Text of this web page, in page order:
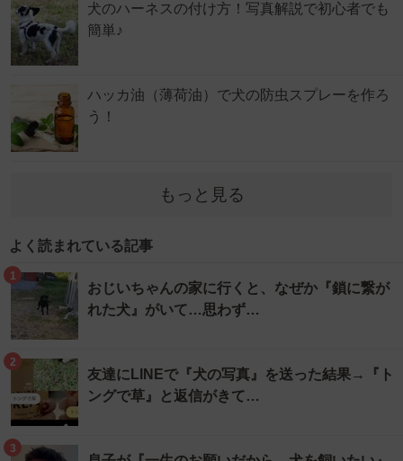
犬のハーネスの付け方！写真解説で初心者でも
簡単♪
ハッカ油（薄荷油）で犬の防虫スプレーを作ろ
う！
もっと見る
よく読まれている記事
1
おじいちゃんの家に行くと、なぜか『鎖に繋が
れた犬』がいて…思わず…
2
友達にLINEで『犬の写真』を送った結果→『ト
ングで草』と返信がきて…
3